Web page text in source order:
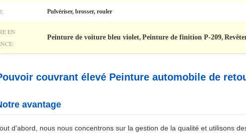
Pulvériser, brosser, rouler
EN
Peinture de voiture bleu violet, Peinture de finition P-209,
couvrant élevé Peinture automobile de
avantage
d'abord, nous nous concentrons sur la gestion de la qualité et utilisons